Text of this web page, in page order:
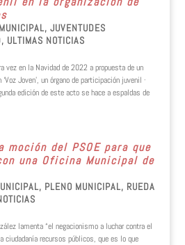
, JUVENTUDES
, ULTIMAS NOTICIAS
vez en la Navidad de 2022 a propuesta de un
Joven’, un órgano de participación juvenil ·
edición de este acto se hace a espaldas de
moción del PSOE para que
una Oficina Municipal de
, PLENO MUNICIPAL, RUEDA
lamenta “el negacionismo a luchar contra el
recursos públicos, que es lo que